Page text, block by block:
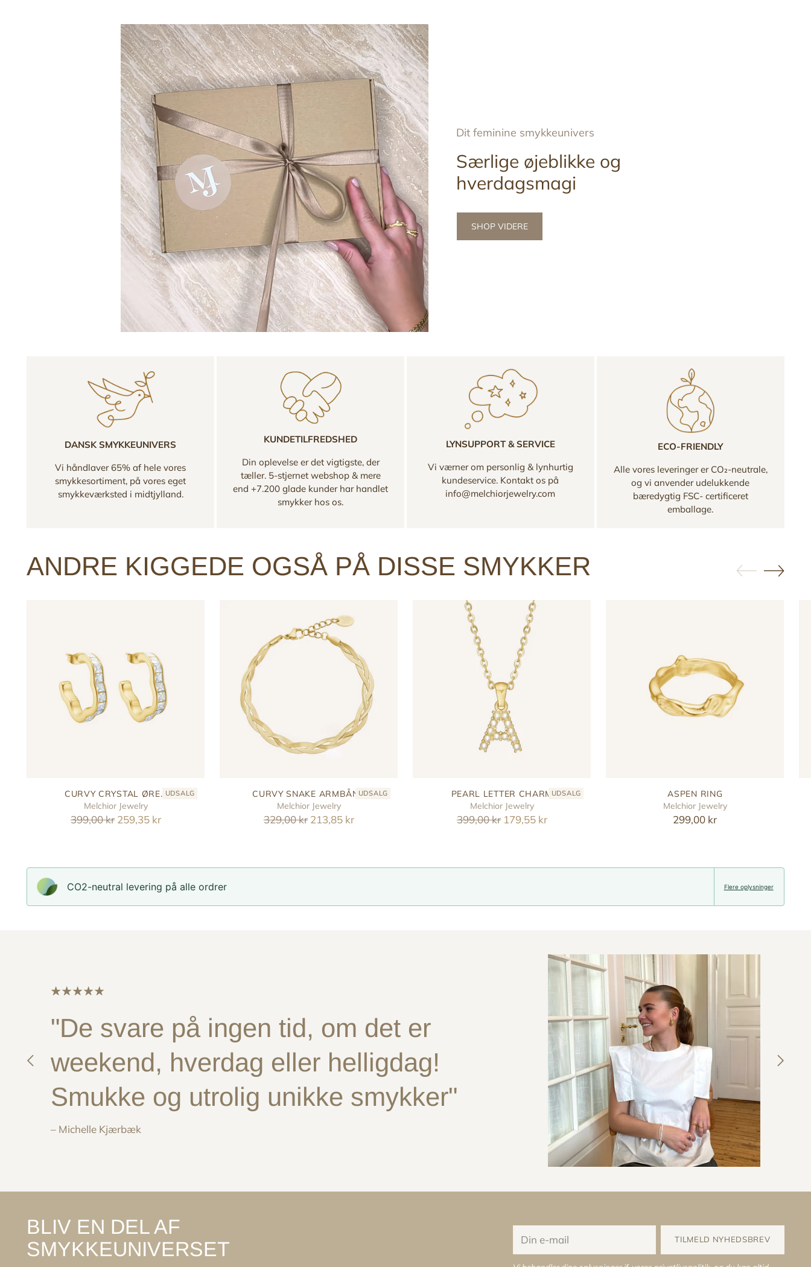
Dit feminine smykkeunivers
Særlige øjeblikke og
hverdagsmagi
SHOP VIDERE
DANSK SMYKKEUNIVERS
Vi håndlaver 65% af hele vores
smykkesortiment, på vores eget
smykkeværksted i midtjylland.
KUNDETILFREDSHED
Din oplevelse er det vigtigste, der
tæller. 5-stjernet webshop & mere
end +7.200 glade kunder har handlet
smykker hos os.
LYNSUPPORT & SERVICE
Vi værner om personlig & lynhurtig
kundeservice. Kontakt os på
info@melchiorjewelry.com
ECO-FRIENDLY
Alle vores leveringer er CO₂-neutrale,
og vi anvender udelukkende
bæredygtig FSC- certificeret
emballage.
ANDRE KIGGEDE OGSÅ PÅ DISSE SMYKKER
CURVY CRYSTAL ØRE...UDSALG
Melchior Jewelry
Reguler
399,00 kr 259,35 kr
CURVY SNAKE ARMBÅNDUDSALG
Melchior Jewelry
Reguler
329,00 kr 213,85 kr
PEARL LETTER CHARMUDSALG
Melchior Jewelry
Reguler
399,00 kr 179,55 kr
ASPEN RING
Melchior Jewelry
299,00 kr
CO2-neutral levering på alle ordrer Flere oplysninger
"De svare på ingen tid, om det er
weekend, hverdag eller helligdag!
Smukke og utrolig unikke smykker"
– Michelle Kjærbæk
BLIV EN DEL AF
SMYKKEUNIVERSET
e-
mail
TILMELD NYHEDSBREV